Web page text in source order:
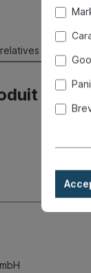
à la